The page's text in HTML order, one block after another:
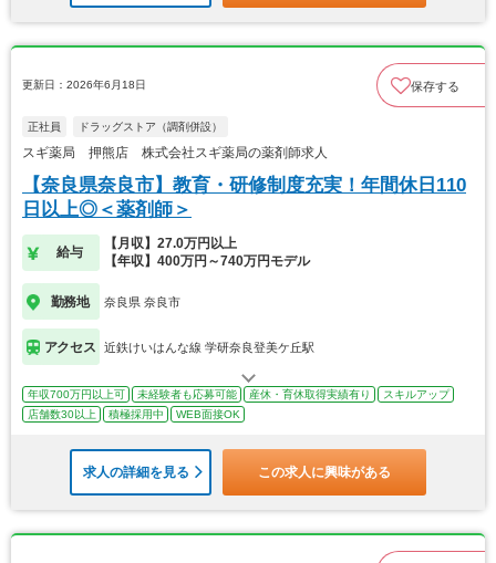
更新日：2026年6月18日 保存する
正社員 ドラッグストア（調剤併設）
スギ薬局 押熊店 株式会社スギ薬局の薬剤師求人
【奈良県奈良市】教育・研修制度充実！年間休日110
日以上◎＜薬剤師＞
給与
【月収】27.0万円以上
【年収】400万円～740万円モデル
勤務地 奈良県 奈良市
アクセス 近鉄けいはんな線 学研奈良登美ケ丘駅
年収700万円以上可 未経験者も応募可能 産休・育休取得実績有り
スキルアップ
店舗数30以上
積極採用中 WEB面接OK
求人の詳細を見る この求人に興味がある